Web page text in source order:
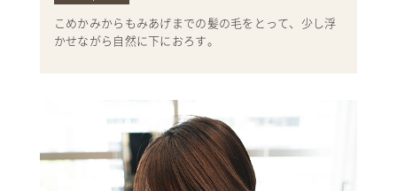
こめかみからもみあげまでの髪の毛をとって、少し浮
かせながら自然に下におろす。